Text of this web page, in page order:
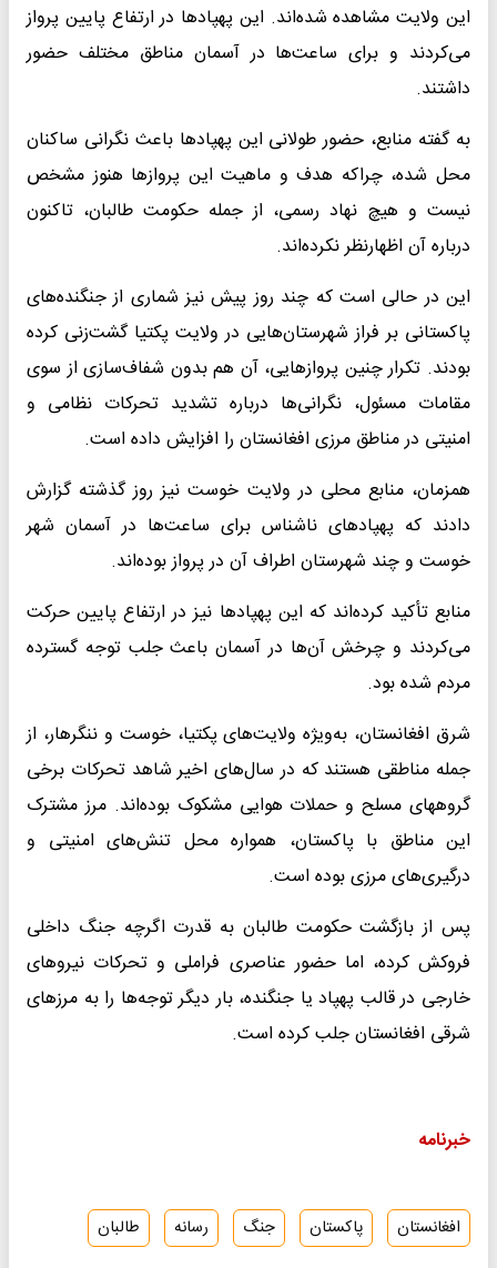
این ولایت مشاهده شده‌اند. این پهپادها در ارتفاع پایین پرواز
می‌کردند و برای ساعت‌ها در آسمان مناطق مختلف حضور
داشتند.
به گفته منابع، حضور طولانی این پهپادها باعث نگرانی ساکنان
محل شده، چراکه هدف و ماهیت این پروازها هنوز مشخص
نیست و هیچ نهاد رسمی، از جمله حکومت طالبان، تاکنون
درباره آن اظهارنظر نکرده‌اند.
این در حالی است که چند روز پیش نیز شماری از جنگنده‌های
پاکستانی بر فراز شهرستان‌هایی در ولایت پکتیا گشت‌زنی کرده
بودند. تکرار چنین پروازهایی، آن هم بدون شفاف‌سازی از سوی
مقامات مسئول، نگرانی‌ها درباره تشدید تحرکات نظامی و
امنیتی در مناطق مرزی افغانستان را افزایش داده است.
همزمان، منابع محلی در ولایت خوست نیز روز گذشته گزارش
دادند که پهپادهای ناشناس برای ساعت‌ها در آسمان شهر
خوست و چند شهرستان اطراف آن در پرواز بوده‌اند.
منابع تأکید کرده‌اند که این پهپادها نیز در ارتفاع پایین حرکت
می‌کردند و چرخش آن‌ها در آسمان باعث جلب توجه گسترده
مردم شده بود.
شرق افغانستان، به‌ویژه ولایت‌های پکتیا، خوست و ننگرهار، از
جمله مناطقی هستند که در سال‌های اخیر شاهد تحرکات برخی
گروههای مسلح و حملات هوایی مشکوک بوده‌اند. مرز مشترک
این مناطق با پاکستان، همواره محل تنش‌های امنیتی و
درگیری‌های مرزی بوده است.
پس از بازگشت حکومت طالبان به قدرت اگرچه جنگ داخلی
فروکش کرده، اما حضور عناصری فراملی و تحرکات نیروهای
خارجی در قالب پهپاد یا جنگنده، بار دیگر توجه‌ها را به مرزهای
شرقی افغانستان جلب کرده است.
خبرنامه
افغانستان پاکستان جنگ رسانه طالبان